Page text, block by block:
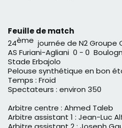
Feuille de match
24ème journée de N2 Groupe
AS Furiani-Agliani 0 - 0
Stade Erbajolo
Pelouse synthétique en bon
Temps : Froid
Spectateurs : environ 350
Arbitre centre : Ahmed Taleb
Arbitre assistant 1 : Jean-Luc